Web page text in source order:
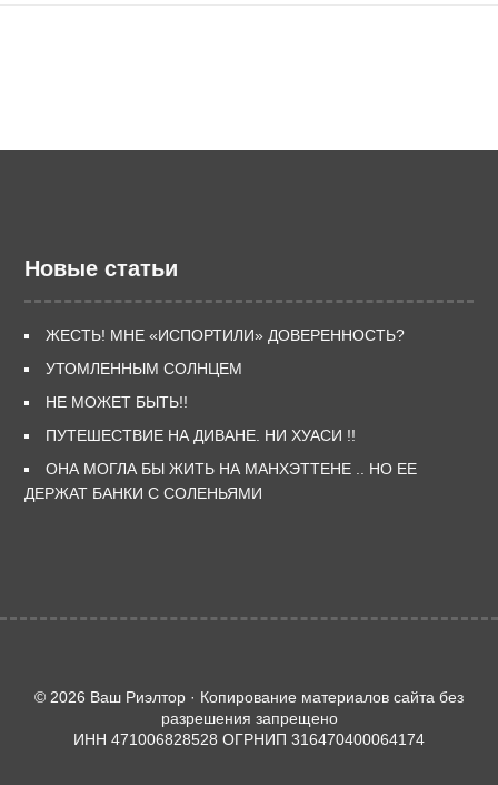
Новые статьи
ЖЕСТЬ! МНЕ «ИСПОРТИЛИ» ДОВЕРЕННОСТЬ?
УТОМЛЕННЫМ СОЛНЦЕМ
НЕ МОЖЕТ БЫТЬ!!
ПУТЕШЕСТВИЕ НА ДИВАНЕ. НИ ХУАСИ !!
ОНА МОГЛА БЫ ЖИТЬ НА МАНХЭТТЕНЕ .. НО ЕЕ
ДЕРЖАТ БАНКИ С СОЛЕНЬЯМИ
© 2026 Ваш Риэлтор · Копирование материалов сайта без
разрешения запрещено
ИНН 471006828528 ОГРНИП 316470400064174